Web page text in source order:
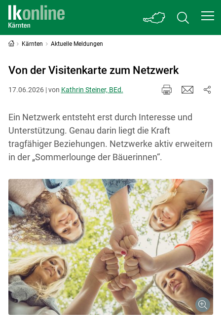
Kärnten Aktuelle Meldungen
Von der Visitenkarte zum Netzwerk
17.06.2026 | von Kathrin Steiner, BEd.
Ein Netzwerk entsteht erst durch Interesse und
Unterstützung. Genau darin liegt die Kraft
tragfähiger Beziehungen. Netzwerke aktiv erweitern
in der „Sommerlounge der Bäuerinnen“.